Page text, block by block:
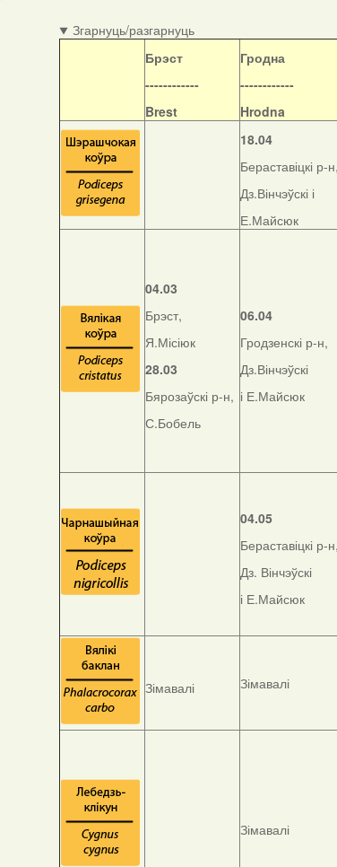
Згарнуць/разгарнуць
Брэст
------------
Brest
Гродна
------------
Hrodna
18.04
Бераставіцкі р-н,
Дз.Вінчэўскі і
Е.Майсюк
04.03
Брэст,
Я.Місіюк
28.03
Бярозаўскі р-н,
С.Бобель
06.04
Гродзенскі р-н,
Дз.Вінчэўскі
і Е.Майсюк
04.05
Бераставіцкі р-н,
Дз. Вінчэўскі
і Е.Майсюк
Зімавалі Зімавалі
Зімавалі